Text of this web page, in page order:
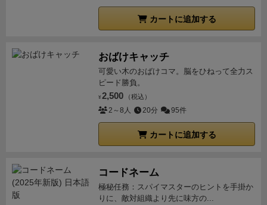
がバリバリ出てるゲーム。いや、もっと話題になって
いいと思うゲームだと思う。独特なゲームが好きで、
カートに追加する
おばけキャッチ
可愛い木のおばけコマ。脳をひねって全力ス
ピード勝負。
¥ 2,500 （税込）
2～8人 20分 95件
カートに追加する
コードネーム
極秘任務：スパイマスターのヒントを手掛か
りに、敵対組織より先に味方の...